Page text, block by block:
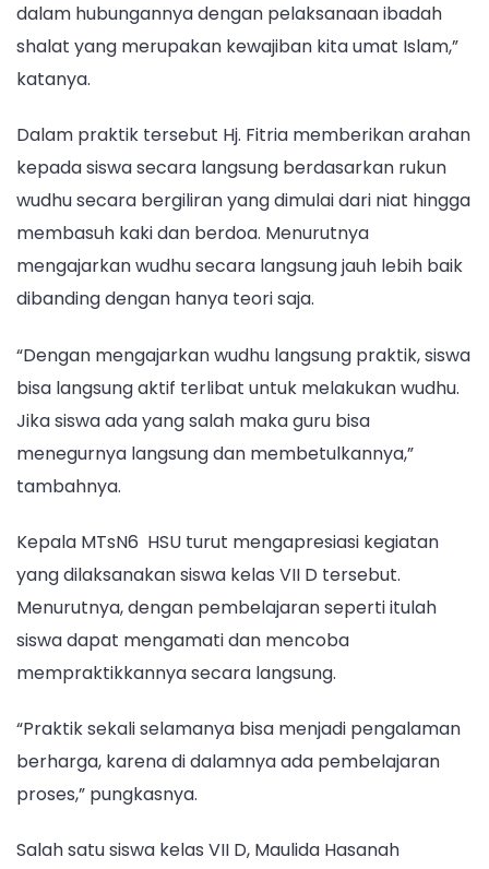
dalam hubungannya dengan pelaksanaan ibadah
shalat yang merupakan kewajiban kita umat Islam,”
katanya.
Dalam praktik tersebut Hj. Fitria memberikan arahan
kepada siswa secara langsung berdasarkan rukun
wudhu secara bergiliran yang dimulai dari niat hingga
membasuh kaki dan berdoa. Menurutnya
mengajarkan wudhu secara langsung jauh lebih baik
dibanding dengan hanya teori saja.
“Dengan mengajarkan wudhu langsung praktik, siswa
bisa langsung aktif terlibat untuk melakukan wudhu.
Jika siswa ada yang salah maka guru bisa
menegurnya langsung dan membetulkannya,”
tambahnya.
Kepala MTsN6 HSU turut mengapresiasi kegiatan
yang dilaksanakan siswa kelas VII D tersebut.
Menurutnya, dengan pembelajaran seperti itulah
siswa dapat mengamati dan mencoba
mempraktikkannya secara langsung.
“Praktik sekali selamanya bisa menjadi pengalaman
berharga, karena di dalamnya ada pembelajaran
proses,” pungkasnya.
Salah satu siswa kelas VII D, Maulida Hasanah